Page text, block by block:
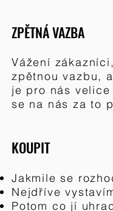
ZPĚTNÁ VAZBA
Vážení
zpětnou vazbu,
je pro nás
se na nás za to
KOUPIT
Jakmile se
Nejdříve
Potom co jí